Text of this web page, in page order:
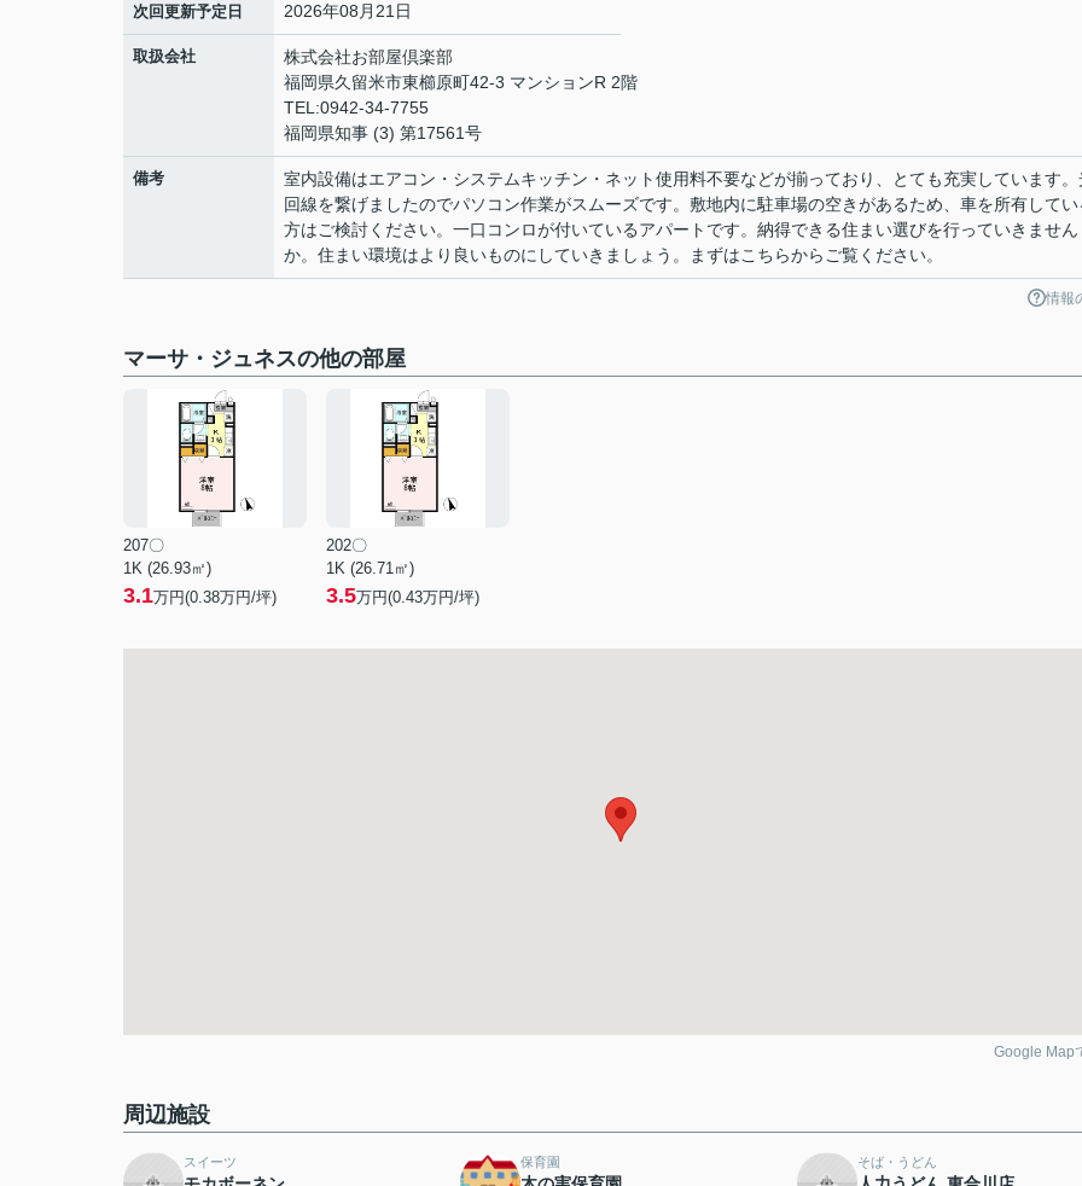
次回更新予定日 2026年08月21日
取扱会社
株式会社お部屋倶楽部
福岡県久留米市東櫛原町42-3 マンションR 2階
TEL:0942-34-7755
福岡県知事 (3) 第17561号
備考
室内設備はエアコン・システムキッチン・ネット使用料不要などが揃っており、とても充実しています。
回線を繋げましたのでパソコン作業がスムーズです。敷地内に駐車場の空きがあるため、車を所有してい
方はご検討ください。一口コンロが付いているアパートです。納得できる住まい選びを行っていきません
か。住まい環境はより良いものにしていきましょう。まずはこちらからご覧ください。
情報
マーサ・ジュネスの他の部屋
207〇
1K (26.93㎡)
3.1万円(0.38万円/坪)
202〇
1K (26.71㎡)
3.5万円(0.43万円/坪)
Google Map
周辺施設
スイーツ 保育園 そば・うどん